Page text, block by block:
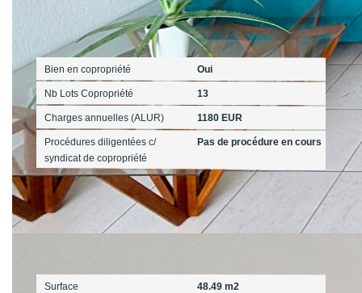
Copropriété
Bien en copropriété Oui
Nb Lots Copropriété 13
Charges annuelles (ALUR) 1180 EUR
Procédures diligentées c/
syndicat de copropriété
Pas de procédure en cours
Surface 48.49 m2